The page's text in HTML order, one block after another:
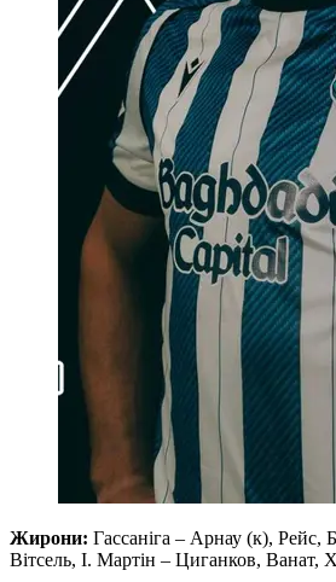
Жирони: Гассаніга – Арнау (к), Рейс,
Вітсель, І. Мартін – Циганков, Ванат,